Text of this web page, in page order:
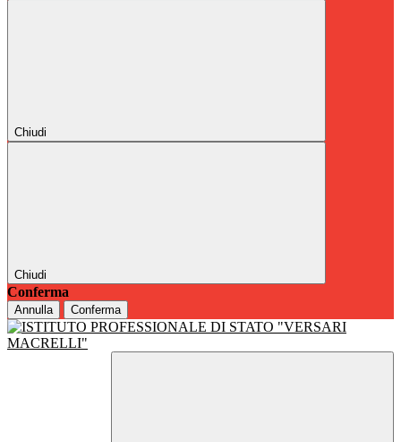
Chiudi
Chiudi
Conferma
Annulla Conferma